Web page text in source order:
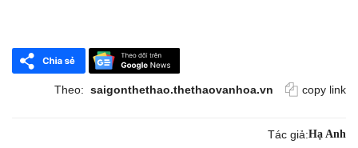
Theo: saigonthethao.thethaovanhoa.vn copy link
Tác giả:Hạ Anh